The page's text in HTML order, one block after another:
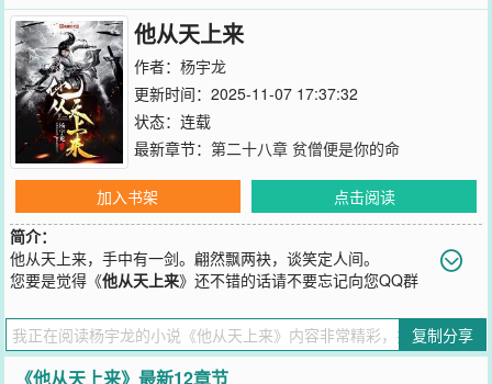
他从天上来
作者： 杨宇龙
更新时间：2025-11-07 17:37:32
状态：连载
最新章节： 第二十八章 贫僧便是你的命
加入书架
点击阅读
简介：
他从天上来，手中有一剑。翩然飘两袂，谈笑定人间。
您要是觉得《他从天上来》还不错的话请不要忘记向您QQ群
复制分享
《他从天上来》最新12章节